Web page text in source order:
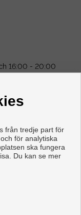
16:00 - 20:00
från tredje part för
för analytiska
ska fungera
Du kan se mer